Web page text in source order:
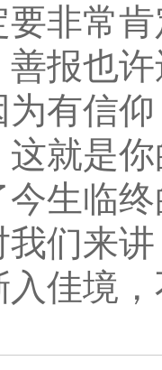
非常
报也
有信
就是
生临
们来
佳境